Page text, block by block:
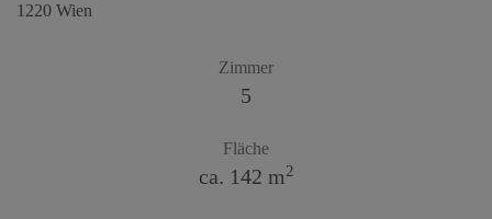
1220 Wien
Zimmer
5
Fläche
ca. 142 m2